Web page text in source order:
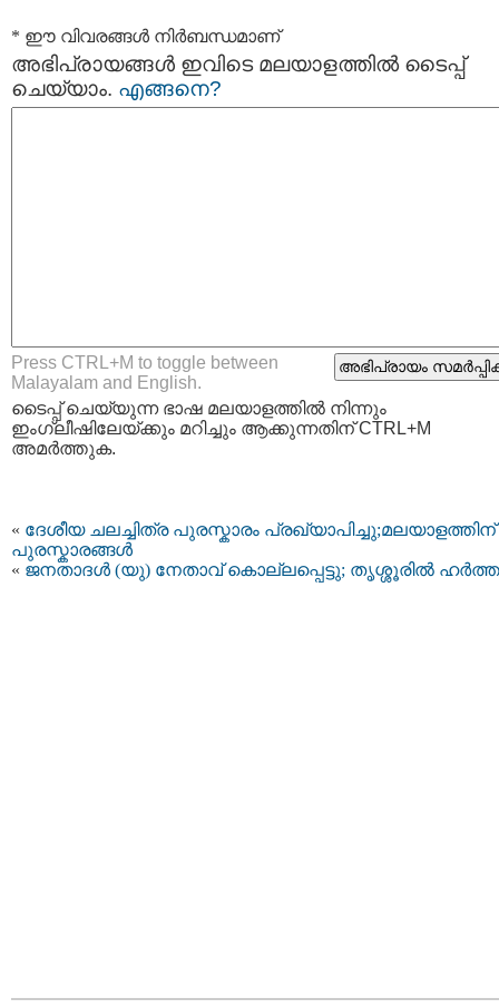
* ഈ വിവരങ്ങള്‍ നിര്‍ബന്ധമാണ്
അഭിപ്രായങ്ങള്‍ ഇവിടെ മലയാളത്തില്‍ ടൈപ്പ്
ചെയ്യാം. എങ്ങനെ?
Press CTRL+M to toggle between
Malayalam and English.
ടൈപ്പ്‌ ചെയ്യുന്ന ഭാഷ മലയാളത്തില്‍ നിന്നും
ഇംഗ്ലീഷിലേയ്ക്കും മറിച്ചും ആക്കുന്നതിന് CTRL+M
അമര്‍ത്തുക.
« ദേശീയ ചലച്ചിത്ര പുരസ്കാരം പ്രഖ്യാപിച്ചു;മലയാളത്തിന്
പുരസ്കാരങ്ങള്‍
« ജനതാദള്‍ (യു) നേതാവ് കൊല്ലപ്പെട്ടു; തൃശ്ശൂരില്‍